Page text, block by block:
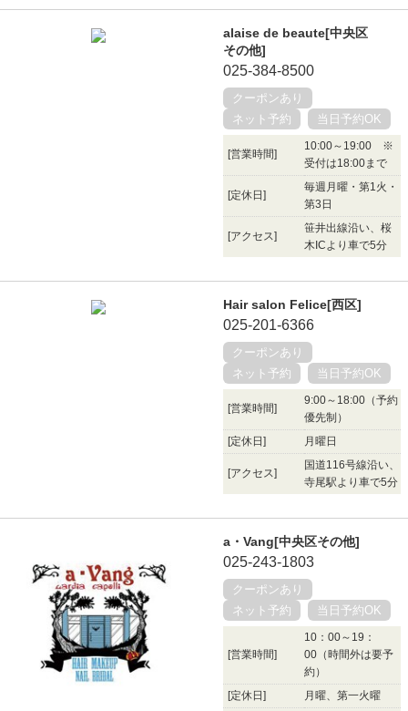
alaise de beaute[中央区
その他]
025-384-8500
クーポンあり
ネット予約
当日予約OK
[営業時間]
10:00～19:00 ※
受付は18:00まで
[定休日]
毎週月曜・第1火・
第3日
[アクセス]
笹井出線沿い、桜
木ICより車で5分
Hair salon Felice[西区]
025-201-6366
クーポンあり
ネット予約
当日予約OK
[営業時間]
9:00～18:00（予約
優先制）
[定休日]
月曜日
[アクセス]
国道116号線沿い、
寺尾駅より車で5分
a・Vang[中央区その他]
025-243-1803
クーポンあり
ネット予約
当日予約OK
[営業時間]
10：00～19：
00（時間外は要予
約）
[定休日]
月曜、第一火曜